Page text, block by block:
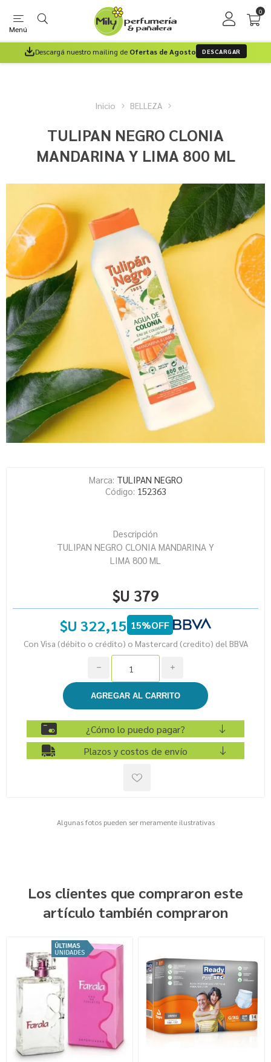
Menú
0
Descargá nuestro mailing de Ofertas de Agosto DESCARGAR
Inicio BELLEZA
TULIPAN NEGRO CLONIA
MANDARINA Y LIMA 800 ML
Marca: TULIPAN NEGRO
Código: 152363
Descripción
TULIPAN NEGRO CLONIA MANDARINA Y
LIMA 800 ML
$U 379
$U 322,15 15%OFF
Con Visa (débito o crédito) o Mastercard (credito) del BBVA
i
h
¿Cómo lo puedo pagar?
Plazos y costos de envío
Algunas fotos pueden ser meramente ilustrativas
Los clientes que compraron este
artículo también compraron